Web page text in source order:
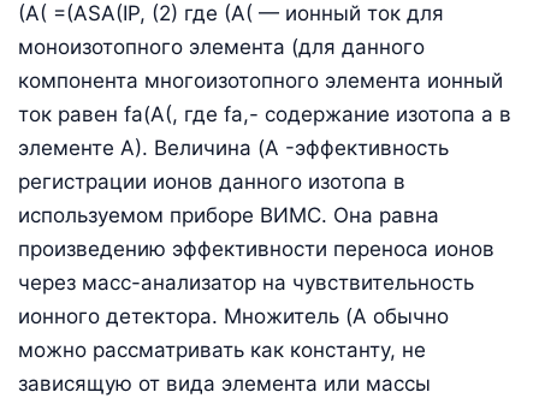
(А( =(ASA(IP, (2) где (А( — ионный ток для
моноизотопного элемента (для данного
компонента многоизотопного элемента ионный
ток равен fa(А(, где fa,- содержание изотопа а в
элементе А). Величина (A -эффективность
регистрации ионов данного изотопа в
используемом приборе ВИМС. Она равна
произведению эффективности переноса ионов
через масс-анализатор на чувствительность
ионного детектора. Множитель (A обычно
можно рассматривать как константу, не
зависящую от вида элемента или массы